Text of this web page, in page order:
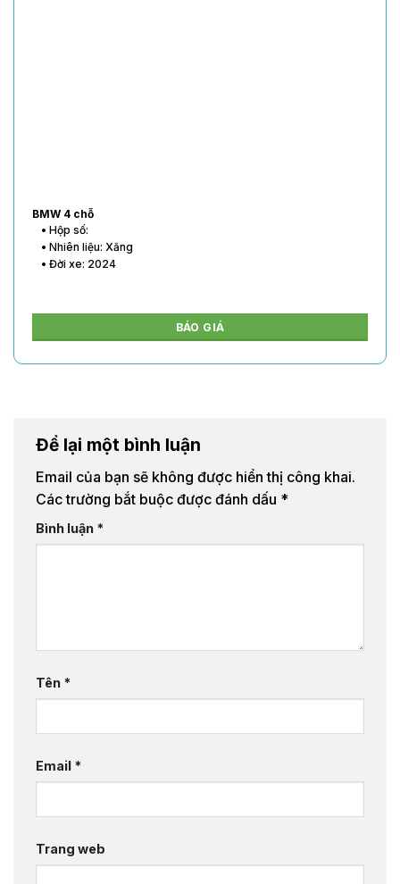
BMW 4 chỗ
• Hộp số:
• Nhiên liệu: Xăng
• Đời xe: 2024
BÁO GIÁ
Để lại một bình luận
Email của bạn sẽ không được hiển thị công khai.
Các trường bắt buộc được đánh dấu *
Bình luận *
Tên *
Email *
Trang web